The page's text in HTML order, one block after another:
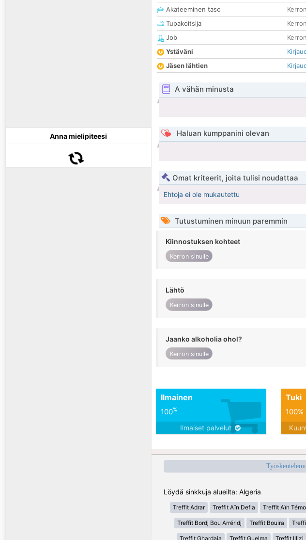
Anna mielipiteesi
Akateeminen taso
Tupakoitsija
Job
Ystäväni
Jäsen lähtien
A vähän minusta
Haluan kumppanini olevan
Omat kriteerit, joita tulisi noudattaa
Ehtoja ei ole mukautettu
Tutustuminen minuun paremmin
Kiinnostuksen kohteet
Kerron sinulle
Lähtö
Kerron sinulle
Jaanko alkoholia ohol?
Kerron sinulle
Ilmainen
100%
Ilmaiset palvelut
Tuki
Löydä sinkkuja alueilta: Algeria
Treffit Adrar Treffit Aïn Defla Treffit Aïn
Treffit Bordj Bou Arréridj Treffit Bouira
Treffit Ghardaia Treffit Guelma Treffit Illizi